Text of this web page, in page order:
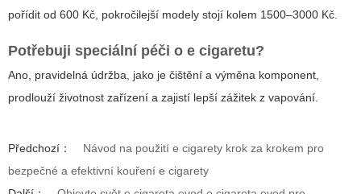
pořídit od 600 Kč, pokročilejší modely stojí kolem 1500–3000 Kč.
Potřebuji speciální péči o e cigaretu?
Ano, pravidelná údržba, jako je čištění a výměna komponent,
prodlouží životnost zařízení a zajistí lepší zážitek z vapování.
Předchozí：
Návod na použití e cigarety krok za krokem pro
bezpečné a efektivní kouření e cigarety